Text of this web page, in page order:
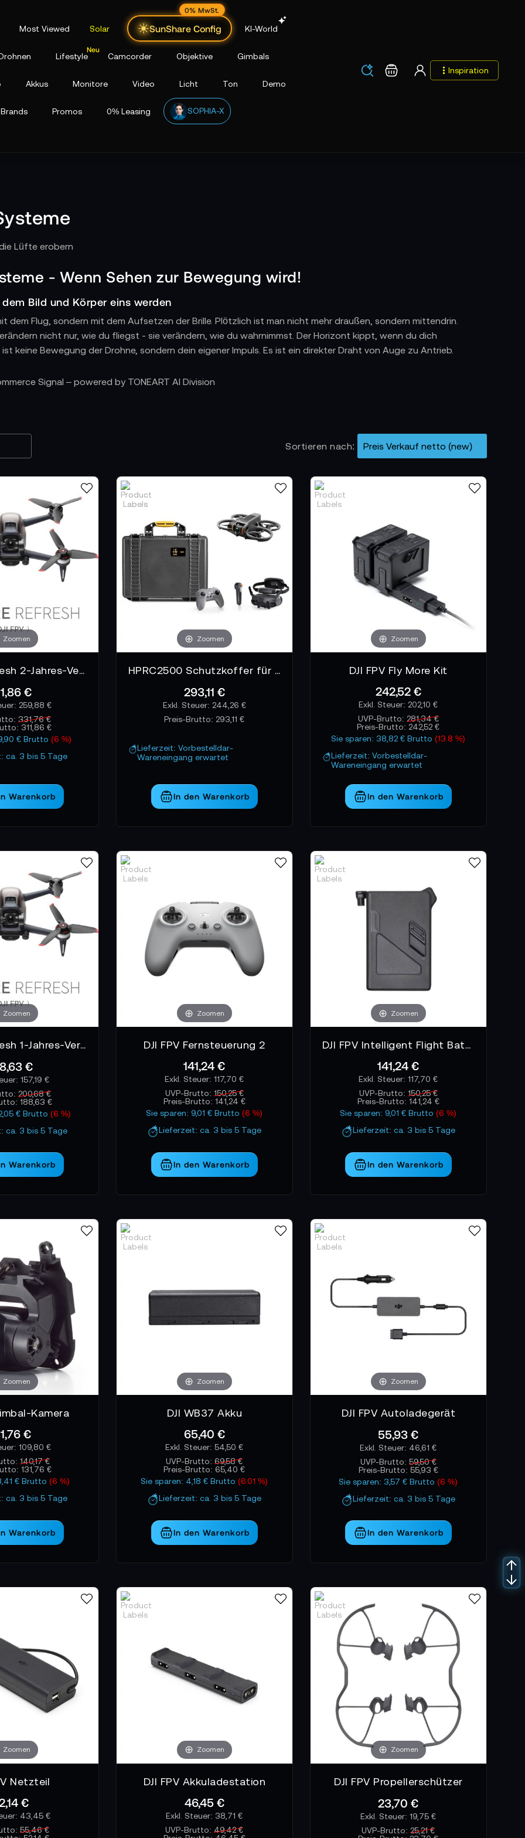
Most Viewed Solar SunShare Config
0% MwSt.
KI-World
Lifestyle Camcorder Objektive Gimbals
Akkus Monitore Video Licht Ton Demo
Brands Promos 0% Leasing SOPHIA-X
Los Warenkorb Inspiration
- Wenn Sehen zur Bewegung wird!
Bild und Körper eins werden
dem Flug, sondern mit dem Aufsetzen der Brille. Plötzlich ist man nicht mehr draußen, sondern mittendrin.
nicht nur, wie du fliegst - sie verändern, wie du wahrnimmst. Der Horizont kippt, wenn du dich
keine Bewegung der Drohne, sondern dein eigener Impuls. Es ist ein direkter Draht von Auge zu Antrieb.
dir Feinjustierung auf Profi-Niveau. Du lenkst nicht mehr - du fliegst. Und das System reagiert, als wäre es
Reichweite und Reaktion
Strukturen bewegst oder in weiten Feldern - DJI FPV-Systeme halten die Verbindung stabil. Hindernisse,
alles einkalkuliert, alles durchdacht. Denn Vertrauen entsteht nicht durch Technik allein - sondern
wenn es zählt. F
kein Add-on. Sie sind der Blick, der Flug möglich macht. Sie verschieben Grenzen, weil sie die Grenze
Signal – powered by TONEART AI Division
Sortieren nach
Zoomen
DJI Care Refresh 2-Jahres-Vertrag – DJI FPV
€
259,88 €
331,76 €
311,86 €
€ Brutto (6 %)
ca. 3 bis 5 Tage
Warenkorb
Zoomen
HPRC2500 Schutzkoffer für DJI AVATA 2 FLY MORE COMBO
293,11 €
244,26 €
Preis-Brutto: 293,11 €
Lieferzeit: Vorbestelldar-
Wareneingang erwartet
In den Warenkorb
Zoomen
DJI FPV Fly More Kit
242,52 €
202,10 €
UVP-Brutto: 281,34 €
Preis-Brutto: 242,52 €
Sie sparen: 38,82 € Brutto(13.8 %)
Lieferzeit: Vorbestelldar-
Wareneingang erwartet
In den Warenkorb
Zoomen
DJI Care Refresh 1-Jahres-Vertrag – DJI FPV
€
157,19 €
200,68 €
188,63 €
€ Brutto (6 %)
ca. 3 bis 5 Tage
Warenkorb
Zoomen
DJI FPV Fernsteuerung 2
141,24 €
117,70 €
UVP-Brutto: 150,25 €
Preis-Brutto: 141,24 €
Sie sparen: 9,01 € Brutto(6 %)
Lieferzeit: ca. 3 bis 5 Tage
In den Warenkorb
Zoomen
DJI FPV Intelligent Flight Battery
141,24 €
117,70 €
UVP-Brutto: 150,25 €
Preis-Brutto: 141,24 €
Sie sparen: 9,01 € Brutto(6 %)
Lieferzeit: ca. 3 bis 5 Tage
In den Warenkorb
Zoomen
Kamera
€
109,80 €
140,17 €
131,76 €
€ Brutto (6 %)
ca. 3 bis 5 Tage
Warenkorb
Zoomen
DJI WB37 Akku
65,40 €
54,50 €
UVP-Brutto:69,58 €
Preis-Brutto: 65,40 €
Sie sparen: 4,18 € Brutto(6.01 %)
Lieferzeit: ca. 3 bis 5 Tage
In den Warenkorb
Zoomen
DJI FPV Autoladegerät
55,93 €
46,61 €
UVP-Brutto: 59,50 €
Preis-Brutto: 55,93 €
Sie sparen: 3,57 € Brutto(6 %)
Lieferzeit: ca. 3 bis 5 Tage
In den Warenkorb
Zoomen
Netzteil
€
43,45 €
55,46 €
Zoomen
DJI FPV Akkuladestation
46,45 €
38,71 €
UVP-Brutto: 49,42 €
Zoomen
DJI FPV Propellerschützer
23,70 €
19,75 €
UVP-Brutto:25,21 €